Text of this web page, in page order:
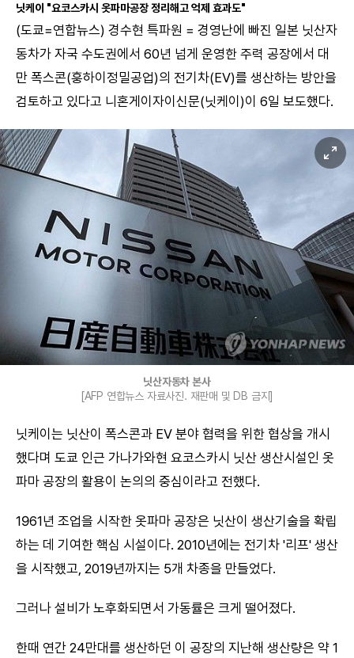
닛케이 "요코스카시 옷파마공장 정리해고 억제 효과도"
(도쿄=연합뉴스) 경수현 특파원 = 경영난에 빠진 일본 닛산자
동차가 자국 수도권에서 60년 넘게 운영한 주력 공장에서 대
만 폭스콘(훙하이정밀공업)의 전기차(EV)를 생산하는 방안을
검토하고 있다고 니혼게이자이신문(닛케이)이 6일 보도했다.
닛산자동차 본사
[AFP 연합뉴스 자료사진. 재판매 및 DB 금지]
닛케이는 닛산이 폭스콘과 EV 분야 협력을 위한 협상을 개시
했다며 도쿄 인근 가나가와현 요코스카시 닛산 생산시설인 옷
파마 공장의 활용이 논의의 중심이라고 전했다.
1961년 조업을 시작한 옷파마 공장은 닛산이 생산기술을 확립
하는 데 기여한 핵심 시설이다. 2010년에는 전기차 '리프' 생산
을 시작했고, 2019년까지는 5개 차종을 만들었다.
그러나 설비가 노후화되면서 가동률은 크게 떨어졌다.
한때 연간 24만대를 생산하던 이 공장의 지난해 생산량은 약 1